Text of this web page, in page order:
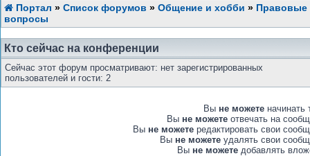
Портал » Список форумов » Общение и хобби » Правовые
вопросы
Кто сейчас на конференции
Сейчас этот форум просматривают: нет зарегистрированных
пользователей и гости: 2
Вы не можете начинать
Вы не можете отвечать на
Вы не можете редактировать свои
Вы не можете удалять свои
Вы не можете добавлять